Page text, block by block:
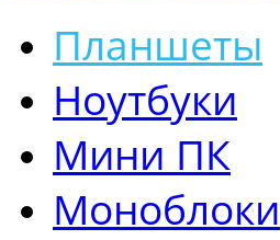
Планшеты
Ноутбуки
Мини ПК
Моноблоки